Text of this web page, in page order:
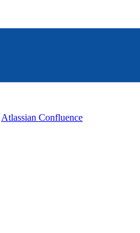
Atlassian Confluence